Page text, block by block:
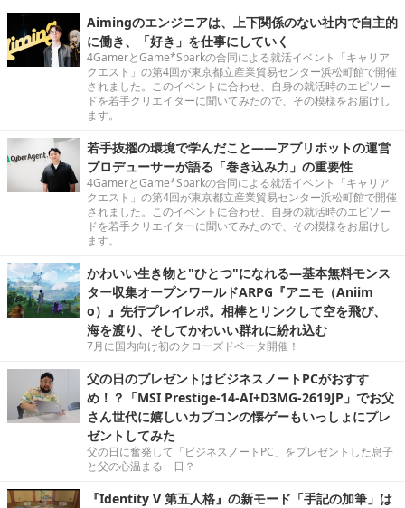
Aimingのエンジニアは、上下関係のない社内で自主的
に働き、「好き」を仕事にしていく
4GamerとGame*Sparkの合同による就活イベント「キャリア
クエスト」の第4回が東京都立産業貿易センター浜松町館で開催
されました。このイベントに合わせ、自身の就活時のエピソー
ドを若手クリエイターに聞いてみたので、その模様をお届けし
ます。
若手抜擢の環境で学んだこと――アプリボットの運営
プロデューサーが語る「巻き込み力」の重要性
4GamerとGame*Sparkの合同による就活イベント「キャリア
クエスト」の第4回が東京都立産業貿易センター浜松町館で開催
されました。このイベントに合わせ、自身の就活時のエピソー
ドを若手クリエイターに聞いてみたので、その模様をお届けし
ます。
かわいい生き物と"ひとつ"になれる―基本無料モンス
ター収集オープンワールドARPG『アニモ（Aniim
o）』先行プレイレポ。相棒とリンクして空を飛び、
海を渡り、そしてかわいい群れに紛れ込む
7月に国内向け初のクローズドベータ開催！
父の日のプレゼントはビジネスノートPCがおすす
め！？「MSI Prestige-14-AI+D3MG-2619JP」でお父
さん世代に嬉しいカプコンの懐ゲーもいっしょにプレ
ゼントしてみた
父の日に奮発して「ビジネスノートPC」をプレゼントした息子
と父の心温まる一日？
『Identity V 第五人格』の新モード「手記の加筆」は